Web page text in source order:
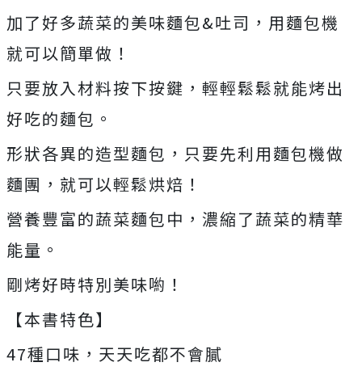
加了好多蔬菜的美味麵包&吐司，用麵包機
就可以簡單做！
只要放入材料按下按鍵，輕輕鬆鬆就能烤出
好吃的麵包。
形狀各異的造型麵包，只要先利用麵包機做
麵團，就可以輕鬆烘焙！
營養豐富的蔬菜麵包中，濃縮了蔬菜的精華
能量。
剛烤好時特別美味喲！
【本書特色】
47種口味，天天吃都不會膩